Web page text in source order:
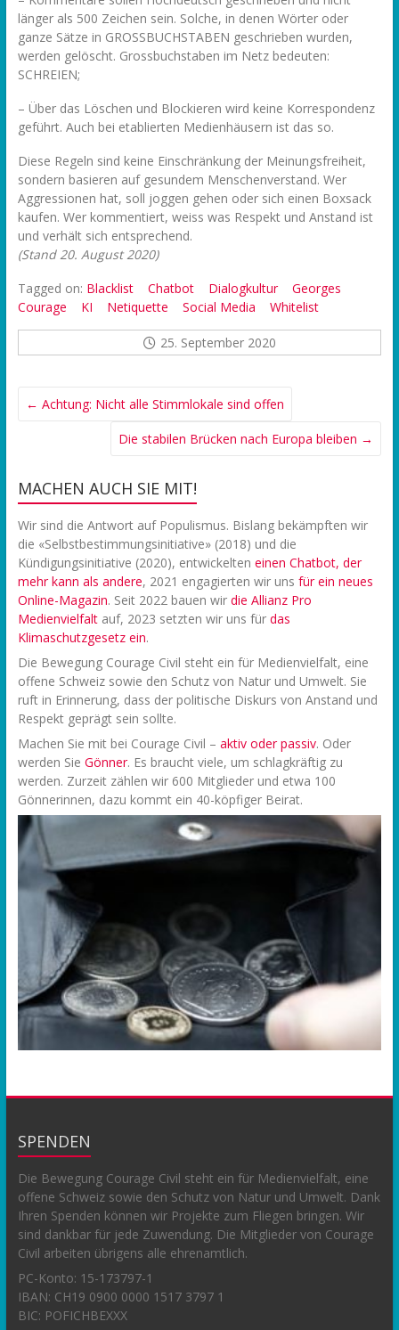
länger als 500 Zeichen sein. Solche, in denen Wörter oder
ganze Sätze in GROSSBUCHSTABEN geschrieben wurden,
werden gelöscht. Grossbuchstaben im Netz bedeuten:
SCHREIEN;
– Über das Löschen und Blockieren wird keine Korrespondenz
geführt. Auch bei etablierten Medienhäusern ist das so.
Diese Regeln sind keine Einschränkung der Meinungsfreiheit,
sondern basieren auf gesundem Menschenverstand. Wer
Aggressionen hat, soll joggen gehen oder sich einen Boxsack
kaufen. Wer kommentiert, weiss was Respekt und Anstand ist
und verhält sich entsprechend.
(Stand 20. August 2020)
Tagged on: Blacklist Chatbot Dialogkultur
Georges
Courage
KI Netiquette Social Media Whitelist
25. September 2020
← Achtung: Nicht alle Stimmlokale sind offen
Die stabilen Brücken nach Europa bleiben →
MACHEN AUCH SIE MIT!
Wir sind die Antwort auf Populismus. Bislang bekämpften wir
die «Selbstbestimmungsinitiative» (2018) und die
Kündigungsinitiative (2020), entwickelten einen Chatbot, der
mehr kann als andere, 2021 engagierten wir uns für ein neues
Online-Magazin. Seit 2022 bauen wir die Allianz Pro
Medienvielfaltauf, 2023 setzten wir uns für das
Klimaschutzgesetz ein.
Die Bewegung Courage Civil steht ein für Medienvielfalt, eine
offene Schweiz sowie den Schutz von Natur und Umwelt. Sie
ruft in Erinnerung, dass der politische Diskurs von Anstand und
Respekt geprägt sein sollte.
Machen Sie mit bei Courage Civil – aktiv oder passiv. Oder
werden Sie Gönner. Es braucht viele, um schlagkräftig zu
werden. Zurzeit zählen wir 600 Mitglieder und etwa 100
Gönnerinnen, dazu kommt ein 40-köpfiger Beirat.
SPENDEN
Die Bewegung Courage Civil steht ein für Medienvielfalt, eine
offene Schweiz sowie den Schutz von Natur und Umwelt. Dank
Ihren Spenden können wir Projekte zum Fliegen bringen. Wir
sind dankbar für jede Zuwendung. Die Mitglieder von Courage
Civil arbeiten übrigens alle ehrenamtlich.
PC-Konto: 15-173797-1
IBAN: CH19 0900 0000 1517 3797 1
BIC: POFICHBEXXX